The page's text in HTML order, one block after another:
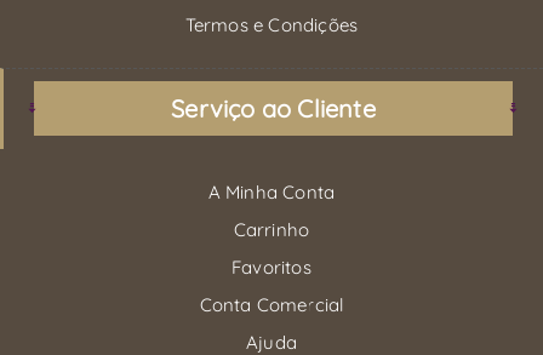
Termos e Condições
Serviço ao Cliente
A Minha Conta
Carrinho
Favoritos
Conta Comercial
Ajuda